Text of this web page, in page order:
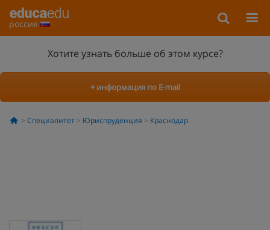
россия
Хотите узнать больше об этом курсе?
+ информация по E-mail
Специалитет Юриспруденция Краснодар